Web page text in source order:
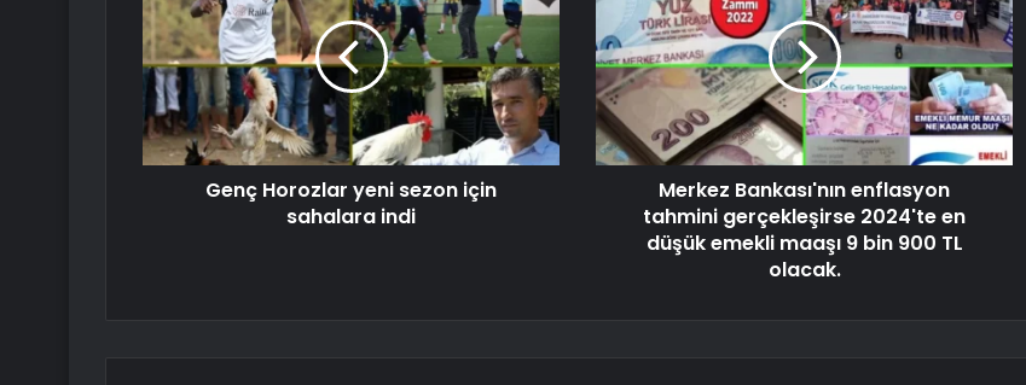
Genç Horozlar yeni sezon için
sahalara indi
Merkez Bankası'nın enflasyon
tahmini gerçekleşirse 2024'te en
düşük emekli maaşı 9 bin 900 TL
olacak.